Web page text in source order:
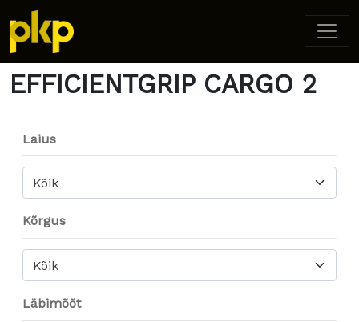
Home/ Product Model / EFFICIENTGRIP CARGO 2
EFFICIENTGRIP CARGO 2
Laius
Kõik
Kõrgus
Kõik
Läbimõõt